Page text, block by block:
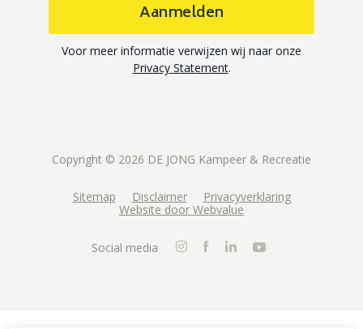
Aanmelden
Voor meer informatie verwijzen wij naar onze
Privacy Statement.
Copyright © 2026 DE JONG Kampeer & Recreatie
Sitemap Disclaimer
Privacyverklaring
Website door Webvalue
Social media